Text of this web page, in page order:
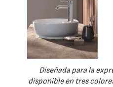
Diseñada para la
disponible en tres